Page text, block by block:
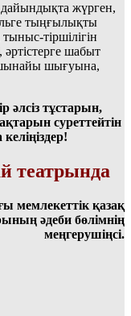
жүрген,
тыңғылықты
тіршілігін
шабыт
шынайы шығуына,
әлсіз тұстарын,
суреттейтін
театрында
мемлекеттік қазақ
әдеби бөлімнің
меңгерушіңсі.